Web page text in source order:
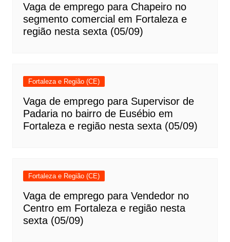
Vaga de emprego para Chapeiro no
segmento comercial em Fortaleza e
região nesta sexta (05/09)
Fortaleza e Região (CE)
Vaga de emprego para Supervisor de
Padaria no bairro de Eusébio em
Fortaleza e região nesta sexta (05/09)
Fortaleza e Região (CE)
Vaga de emprego para Vendedor no
Centro em Fortaleza e região nesta
sexta (05/09)